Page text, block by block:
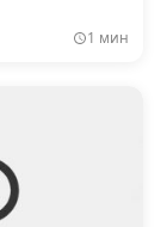
1 мин